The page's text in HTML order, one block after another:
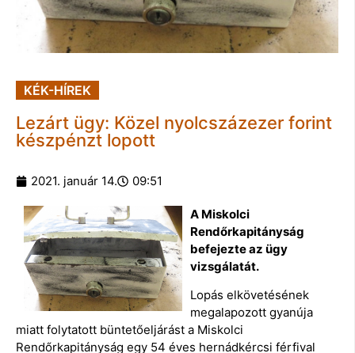
KÉK-HÍREK
Lezárt ügy: Közel nyolcszázezer forint
készpénzt lopott
2021. január 14. 09:51
A Miskolci
Rendőrkapitányság
befejezte az ügy
vizsgálatát.
Lopás elkövetésének
megalapozott gyanúja
miatt folytatott büntetőeljárást a Miskolci
Rendőrkapitányság egy 54 éves hernádkércsi férfival